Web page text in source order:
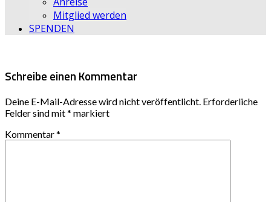
Mitglied werden
SPENDEN
Schreibe einen Kommentar
Deine E-Mail-Adresse wird nicht veröffentlicht. Erforderliche
Felder sind mit* markiert
Kommentar*